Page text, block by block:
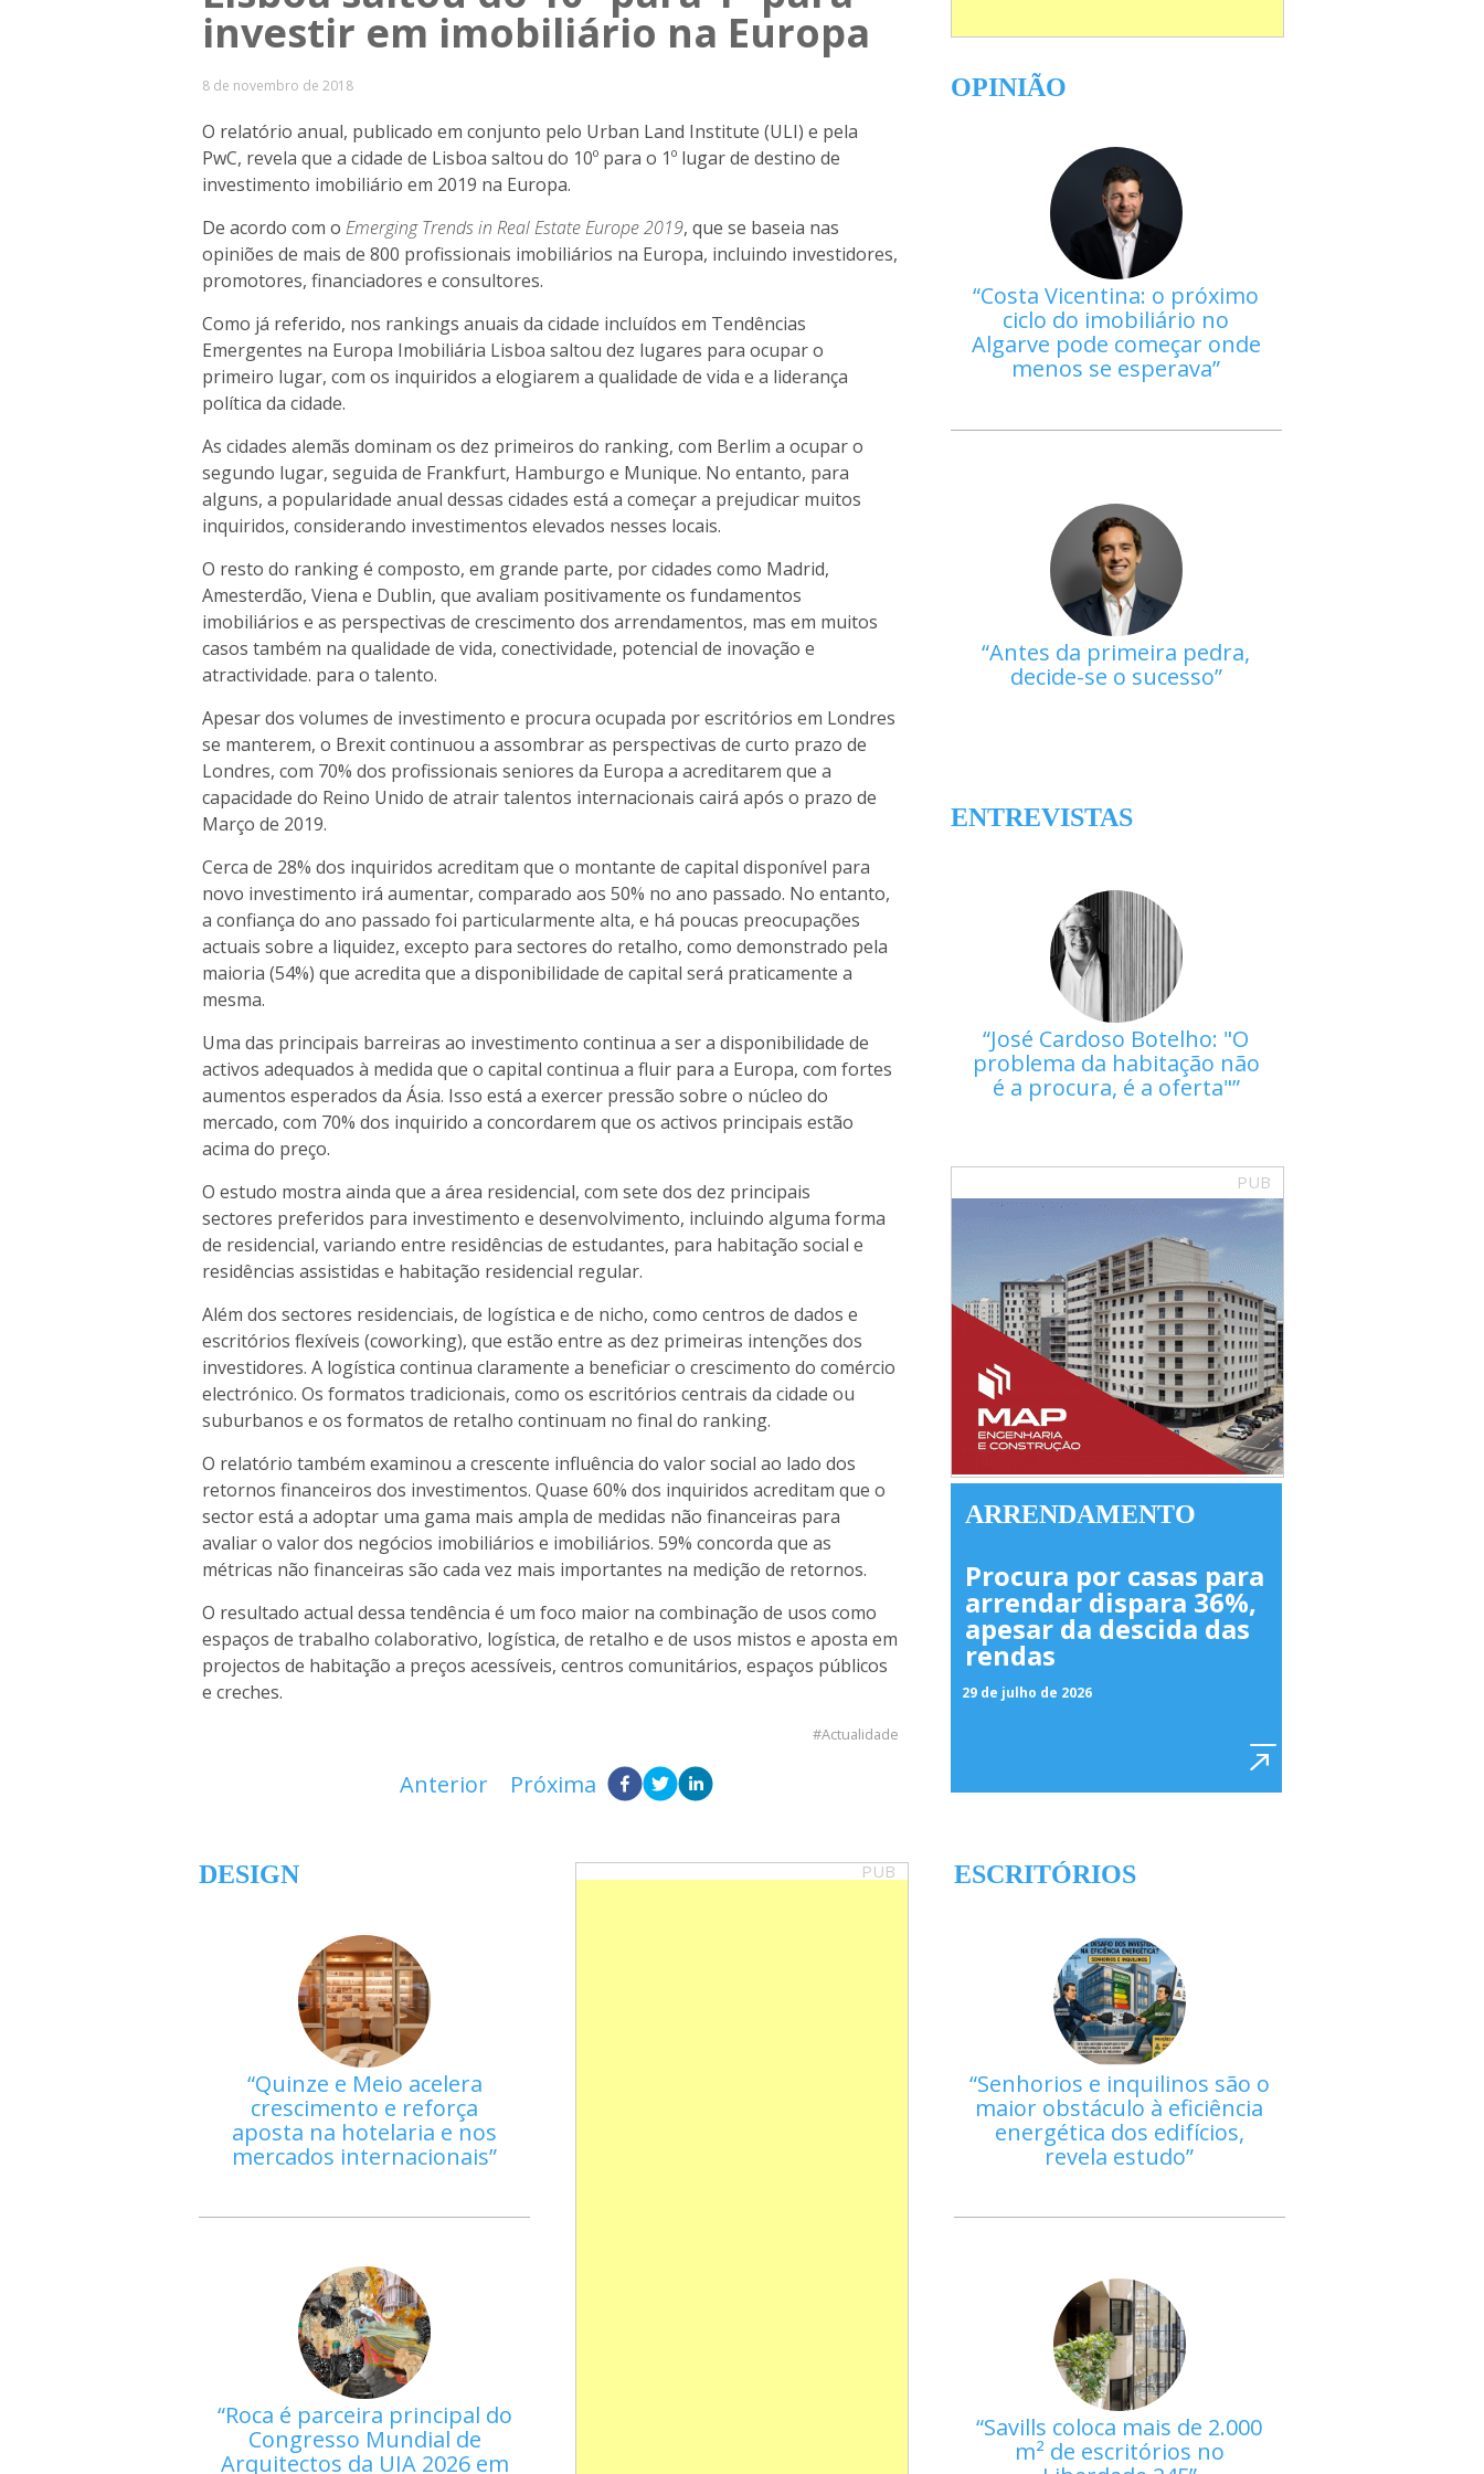
investir em imobiliário na Europa
8 de novembro de 2018
O relatório anual, publicado em conjunto pelo Urban Land Institute (ULI) e pela
PwC, revela que a cidade de Lisboa saltou do 10º para o 1º lugar de destino de
investimento imobiliário em 2019 na Europa.
De acordo com oEmerging Trends in Real Estate Europe 2019, que se baseia nas
opiniões de mais de 800 profissionais imobiliários na Europa, incluindo investidores,
promotores, financiadores e consultores.
Como já referido, nos rankings anuais da cidade incluídos em Tendências
Emergentes na Europa Imobiliária Lisboa saltou dez lugares para ocupar o
primeiro lugar, com os inquiridos a elogiarem a qualidade de vida e a liderança
política da cidade.
As cidades alemãs dominam os dez primeiros do ranking, com Berlim a ocupar o
segundo lugar, seguida de Frankfurt, Hamburgo e Munique. No entanto, para
alguns, a popularidade anual dessas cidades está a começar a prejudicar muitos
inquiridos, considerando investimentos elevados nesses locais.
O resto do ranking é composto, em grande parte, por cidades como Madrid,
Amesterdão, Viena e Dublin, que avaliam positivamente os fundamentos
imobiliários e as perspectivas de crescimento dos arrendamentos, mas em muitos
casos também na qualidade de vida, conectividade, potencial de inovação e
atractividade. para o talento.
Apesar dos volumes de investimento e procura ocupada por escritórios em Londres
se manterem, o Brexit continuou a assombrar as perspectivas de curto prazo de
Londres, com 70% dos profissionais seniores da Europa a acreditarem que a
capacidade do Reino Unido de atrair talentos internacionais cairá após o prazo de
Março de 2019.
Cerca de 28% dos inquiridos acreditam que o montante de capital disponível para
novo investimento irá aumentar, comparado aos 50% no ano passado. No entanto,
a confiança do ano passado foi particularmente alta, e há poucas preocupações
actuais sobre a liquidez, excepto para sectores do retalho, como demonstrado pela
maioria (54%) que acredita que a disponibilidade de capital será praticamente a
mesma.
Uma das principais barreiras ao investimento continua a ser a disponibilidade de
activos adequados à medida que o capital continua a fluir para a Europa, com fortes
aumentos esperados da Ásia. Isso está a exercer pressão sobre o núcleo do
mercado, com 70% dos inquirido a concordarem que os activos principais estão
acima do preço.
O estudo mostra ainda que a área residencial, com sete dos dez principais
sectores preferidos para investimento e desenvolvimento, incluindo alguma forma
de residencial, variando entre residências de estudantes, para habitação social e
residências assistidas e habitação residencial regular.
Além dos sectores residenciais, de logística e de nicho, como centros de dados e
escritórios flexíveis (coworking), que estão entre as dez primeiras intenções dos
investidores. A logística continua claramente a beneficiar o crescimento do comércio
electrónico. Os formatos tradicionais, como os escritórios centrais da cidade ou
suburbanos e os formatos de retalho continuam no final do ranking.
O relatório também examinou a crescente influência do valor social ao lado dos
retornos financeiros dos investimentos. Quase 60% dos inquiridos acreditam que o
sector está a adoptar uma gama mais ampla de medidas não financeiras para
avaliar o valor dos negócios imobiliários e imobiliários. 59% concorda que as
métricas não financeiras são cada vez mais importantes na medição de retornos.
O resultado actual dessa tendência é um foco maior na combinação de usos como
espaços de trabalho colaborativo, logística, de retalho e de usos mistos e aposta em
projectos de habitação a preços acessíveis, centros comunitários, espaços públicos
e creches.
Actualidade
Anterior Próxima
OPINIÃO
Costa Vicentina: o próximo
ciclo do imobiliário no
Algarve pode começar onde
menos se esperava
Antes da primeira pedra,
decide-se o sucesso
ENTREVISTAS
José Cardoso Botelho: "O
problema da habitação não
é a procura, é a oferta"
PUB
ARRENDAMENTO
Procura por casas para
arrendar dispara 36%,
apesar da descida das
rendas
29 de julho de 2026
DESIGN
Quinze e Meio acelera
crescimento e reforça
aposta na hotelaria e nos
mercados internacionais
Roca é parceira principal do
Congresso Mundial de
Arquitectos da UIA 2026 em
PUB ESCRITÓRIOS
Senhorios e inquilinos são o
maior obstáculo à eficiência
energética dos edifícios,
revela estudo
Savills coloca mais de 2.000
m² de escritórios no